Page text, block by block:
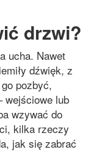
drzwi?
ucha. Nawet
dźwięk, z
pozbyć,
wejściowe lub
wzywać do
kilka rzeczy
jak się zabrać